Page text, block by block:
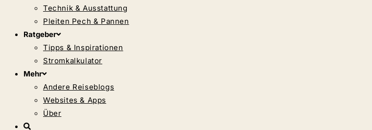
Technik & Ausstattung
Pleiten Pech & Pannen
Ratgeber
Tipps & Inspirationen
Stromkalkulator
Mehr
Andere Reiseblogs
Websites & Apps
Über
Website-